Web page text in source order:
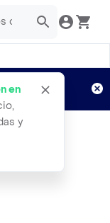
en
y
Aplican TyC